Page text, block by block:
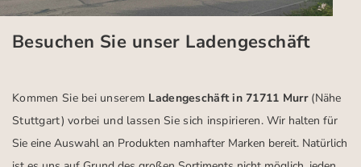
Besuchen Sie unser Ladengeschäft
Kommen Sie bei unserem Ladengeschäft in 71711 Murr (Nähe
Stuttgart) vorbei und lassen Sie sich inspirieren.Wir halten für
Sie eine Auswahl an Produkten namhafter Marken bereit. Natürlich